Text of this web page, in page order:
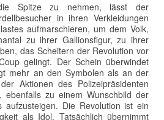
Spitze zu nehmen, lässt der
in ihren Verkleidungen
aufmarschieren, um dem Volk,
zu ihrer Gallionsfigur, zu ihrer
das Scheitern der Revolution vor
gelingt. Der Schein überwindet
mehr an den Symbolen als an der
Aktionen des Polizeipräsidenten
ebenfalls zu einem Wunschbild der
aufzusteigen. Die Revolution ist ein
als Idol. Tatsächlich übernimmt